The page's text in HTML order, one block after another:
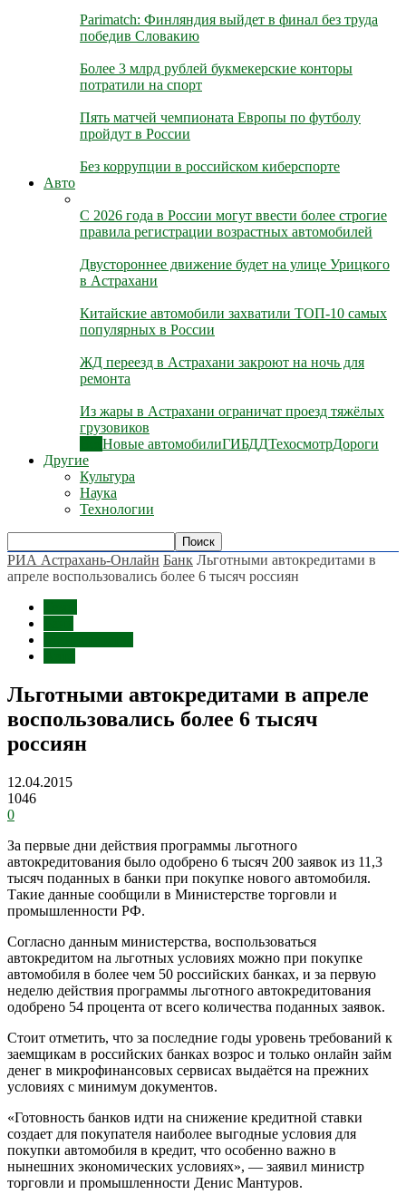
Parimatch: Финляндия выйдет в финал без труда
победив Словакию
Более 3 млрд рублей букмекерские конторы
потратили на спорт
Пять матчей чемпионата Европы по футболу
пройдут в России
Без коррупции в российском киберспорте
Авто
С 2026 года в России могут ввести более строгие
правила регистрации возрастных автомобилей
Двустороннее движение будет на улице Урицкого
в Астрахани
Китайские автомобили захватили ТОП-10 самых
популярных в России
ЖД переезд в Астрахани закроют на ночь для
ремонта
Из жары в Астрахани ограничат проезд тяжёлых
грузовиков
Новые автомобилиГИБДДТехосмотрДороги
Другие
Культура
Наука
Технологии
РИА Астрахань-Онлайн Банк Льготными автокредитами в
апреле воспользовались более 6 тысяч россиян
Льготными автокредитами в апреле
воспользовались более 6 тысяч
россиян
12.04.2015
1046
0
За первые дни действия программы льготного
автокредитования было одобрено 6 тысяч 200 заявок из 11,3
тысяч поданных в банки при покупке нового автомобиля.
Такие данные сообщили в Министерстве торговли и
промышленности РФ.
Согласно данным министерства, воспользоваться
автокредитом на льготных условиях можно при покупке
автомобиля в более чем 50 российских банках, и за первую
неделю действия программы льготного автокредитования
одобрено 54 процента от всего количества поданных заявок.
Стоит отметить, что за последние годы уровень требований к
заемщикам в российских банках возрос и только онлайн займ
денег в микрофинансовых сервисах выдаётся на прежних
условиях с минимум документов.
«Готовность банков идти на снижение кредитной ставки
создает для покупателя наиболее выгодные условия для
покупки автомобиля в кредит, что особенно важно в
нынешних экономических условиях», — заявил министр
торговли и промышленности Денис Мантуров.